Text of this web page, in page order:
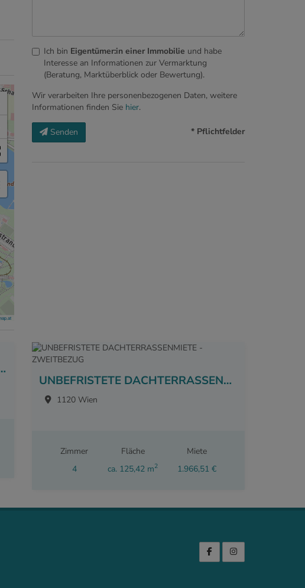
Ich bin Eigentümer:in einer Immobilie und habe
Interesse an Informationen zur Vermarktung
(Beratung, Marktüberblick oder Bewertung).
Wir verarbeiten Ihre personenbezogenen Daten, weitere
Informationen finden Sie hier.
Senden * Pflichtfelder
- U-Bahnnähe
UNBEFRISTETE DACHTERRASSENMIETE - ZWEITBEZUG
1120 Wien
Zimmer
4
Fläche
ca. 125,42 m2
Miete
1.966,51 €